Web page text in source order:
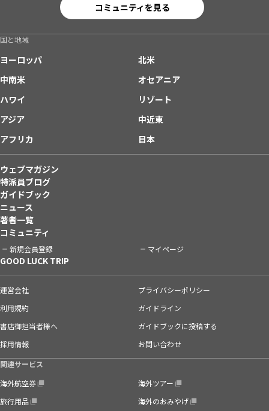
コミュニティを見る
国と地域
ヨーロッパ
北米
中南米
オセアニア
ハワイ
リゾート
アジア
中近東
アフリカ
日本
ウェブマガジン
特派員ブログ
ガイドブック
ニュース
著者一覧
コミュニティ
新規会員登録 マイページ
GOOD LUCK TRIP
運営会社
プライバシーポリシー
利用規約
ガイドライン
書店御担当者様へ
ガイドブックに投稿する
採用情報
お問い合わせ
関連サービス
海外航空券
海外ツアー
旅行用品
海外のおみやげ